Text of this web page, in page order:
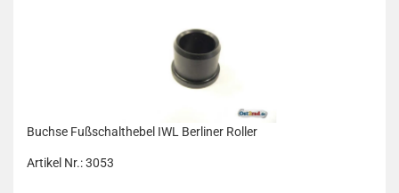
Buchse Fußschalthebel IWL Berliner Roller
Artikel Nr.: 3053